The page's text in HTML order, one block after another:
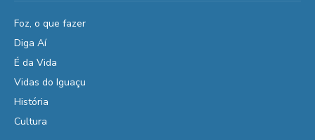
Foz, o que fazer
Diga Aí
É da Vida
Vidas do Iguaçu
História
Cultura